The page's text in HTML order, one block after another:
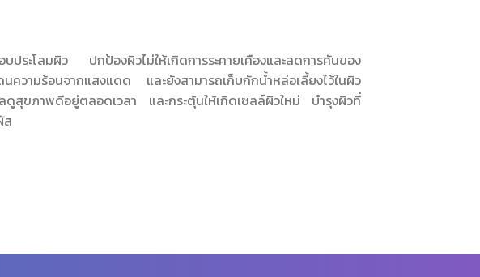
ประโลมผิว ปกป้องผิวไม่ให้เกิดการระคายเคืองและลดการคันของ
วามร้อนจากแสงแดด และยังสามารถเก็บกักน้ำหล่อเลี้ยงไว้ในผิว
สุขภาพดีอยู่ตลอดเวลา และกระตุ้นให้เกิดเซลล์ผิวใหม่ บำรุงผิวที่
ส